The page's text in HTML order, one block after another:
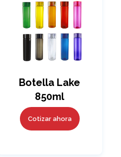
Botella Lake
850ml
Cotizar ahora